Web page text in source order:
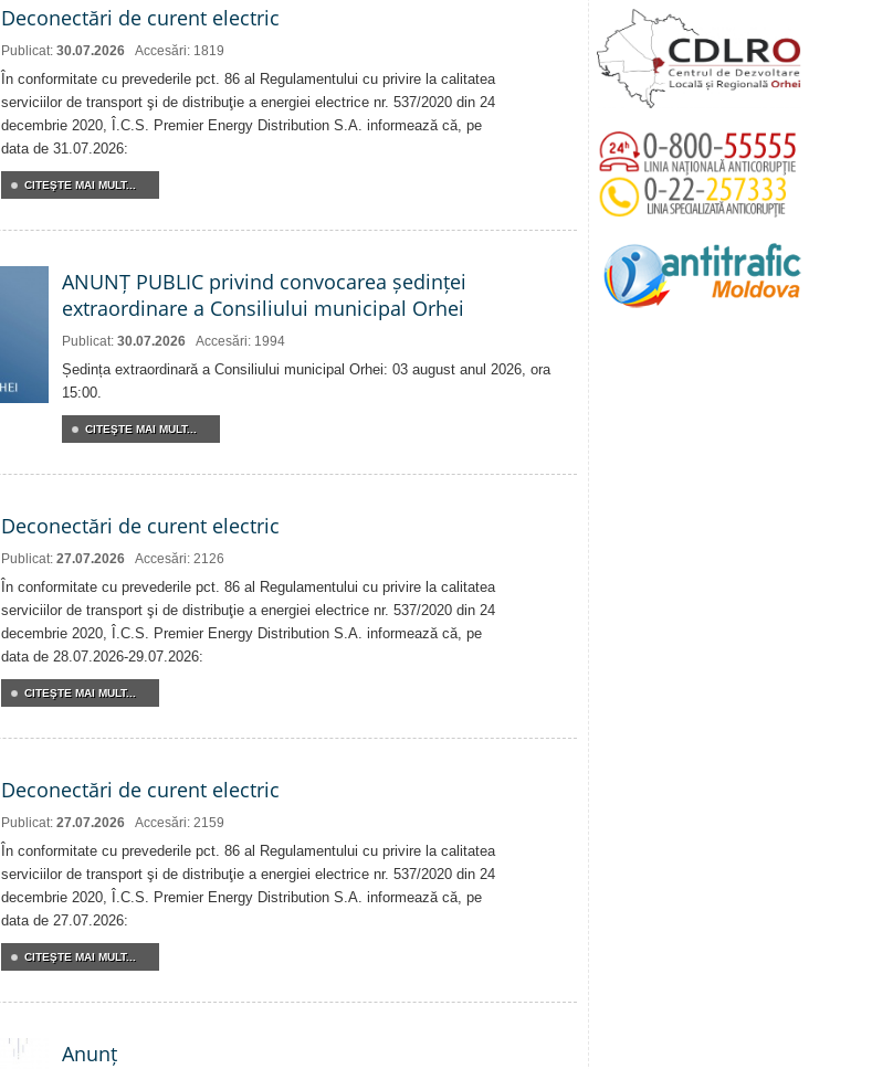
Deconectări de curent electric
Publicat: 30.07.2026 Accesări: 1819
În conformitate cu prevederile pct. 86 al Regulamentului cu privire la calitatea
serviciilor de transport şi de distribuţie a energiei electrice nr. 537/2020 din 24
decembrie 2020, Î.C.S. Premier Energy Distribution S.A. informează că, pe
data de 31.07.2026:
CITEŞTE MAI MULT...
ANUNȚ PUBLIC privind convocarea ședinței
extraordinare a Consiliului municipal Orhei
Publicat: 30.07.2026 Accesări: 1994
Ședința extraordinară a Consiliului municipal Orhei: 03 august anul 2026, ora
15:00.
CITEŞTE MAI MULT...
Deconectări de curent electric
Publicat: 27.07.2026 Accesări: 2126
În conformitate cu prevederile pct. 86 al Regulamentului cu privire la calitatea
serviciilor de transport şi de distribuţie a energiei electrice nr. 537/2020 din 24
decembrie 2020, Î.C.S. Premier Energy Distribution S.A. informează că, pe
data de 28.07.2026-29.07.2026:
CITEŞTE MAI MULT...
Deconectări de curent electric
Publicat: 27.07.2026 Accesări: 2159
În conformitate cu prevederile pct. 86 al Regulamentului cu privire la calitatea
serviciilor de transport şi de distribuţie a energiei electrice nr. 537/2020 din 24
decembrie 2020, Î.C.S. Premier Energy Distribution S.A. informează că, pe
data de 27.07.2026:
CITEŞTE MAI MULT...
Anunț